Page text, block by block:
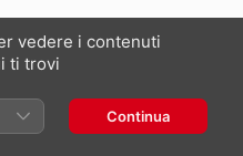
vedere i contenuti
ti trovi
Continua